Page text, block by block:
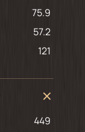
75.9
57.2
121
449